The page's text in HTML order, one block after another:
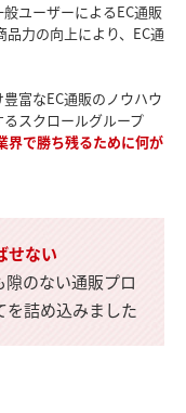
ユーザーによるEC通販
力の向上により、EC通
富なEC通販のノウハウ
スクロールグループ
界で勝ち残るために何が
せない
のない通販プロ
を詰め込みました